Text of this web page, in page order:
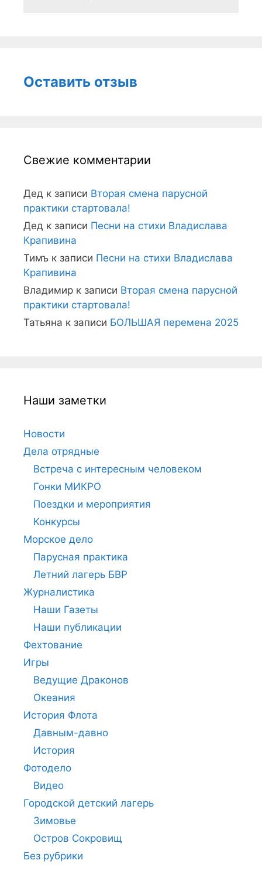
Оставить отзыв
Свежие комментарии
Дед к записи Вторая смена парусной
практики стартовала!
Дед к записи Песни на стихи Владислава
Крапивина
Тимъ к записи Песни на стихи Владислава
Крапивина
Владимир к записи Вторая смена парусной
практики стартовала!
Татьяна к записи БОЛЬШАЯ перемена 2025
Наши заметки
Новости
Дела отрядные
Встреча с интересным человеком
Гонки МИКРО
Поездки и мероприятия
Конкурсы
Морское дело
Парусная практика
Летний лагерь БВР
Журналистика
Наши Газеты
Наши публикации
Фехтование
Игры
Ведущие Драконов
Океания
История Флота
Давным-давно
История
Фотодело
Видео
Городской детский лагерь
Зимовье
Остров Сокровищ
Без рубрики